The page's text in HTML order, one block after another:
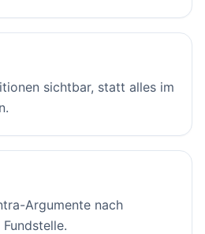
sichtbar, statt alles im
Argumente nach